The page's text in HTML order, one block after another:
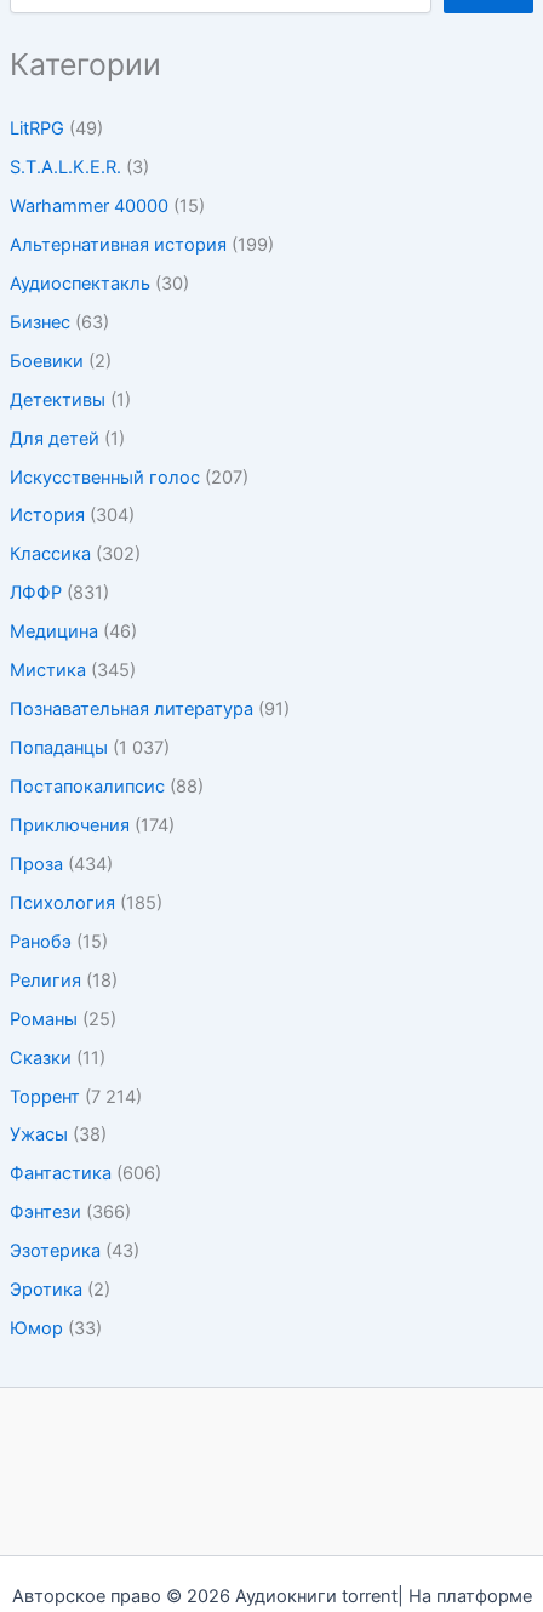
Категории
LitRPG (49)
S.T.A.L.K.E.R. (3)
Warhammer 40000(15)
Альтернативная история (199)
Аудиоспектакль(30)
Бизнес(63)
Боевики (2)
Детективы (1)
Для детей (1)
Искусственный голос(207)
История (304)
Классика (302)
ЛФФР(831)
Медицина (46)
Мистика (345)
Познавательная литература (91)
Попаданцы (1 037)
Постапокалипсис(88)
Приключения (174)
Проза (434)
Психология (185)
Ранобэ (15)
Религия (18)
Романы (25)
Сказки (11)
Торрент(7 214)
Ужасы (38)
Фантастика (606)
Фэнтези (366)
Эзотерика (43)
Эротика (2)
Юмор (33)
Авторское право © 2026 Аудиокниги torrent| На платформе